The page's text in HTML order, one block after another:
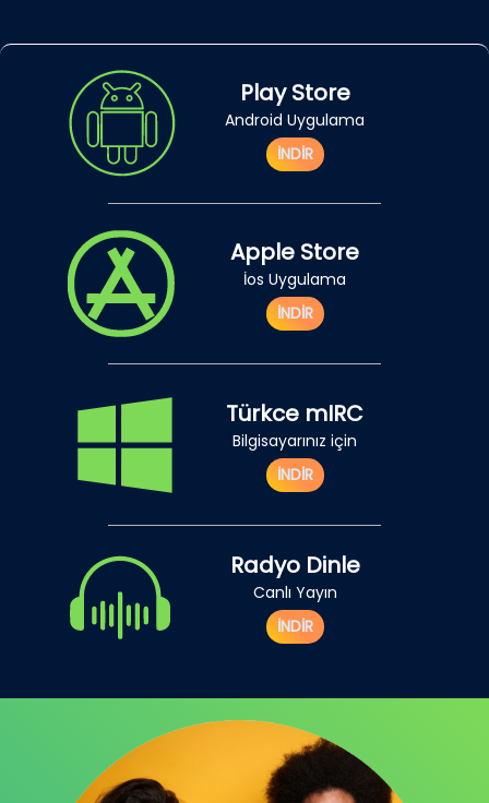
Play Store
Android Uygulama
İNDİR
Apple Store
İos Uygulama
İNDİR
Türkce mIRC
Bilgisayarınız için
İNDİR
Radyo Dinle
Canlı Yayın
İNDİR